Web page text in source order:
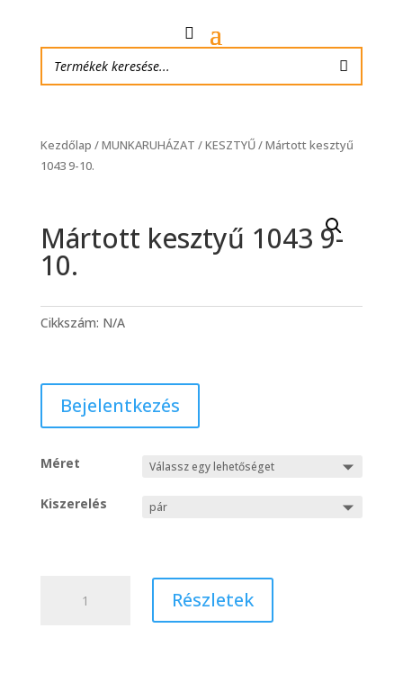
Kezdőlap /MUNKARUHÁZAT /KESZTYŰ/ Mártott kesztyű
1043 9-10.
Mártott kesztyű 1043 9-
10.
Cikkszám: N/A
Bejelentkezés
Méret
Kiszerelés
kesztyű
Részletek